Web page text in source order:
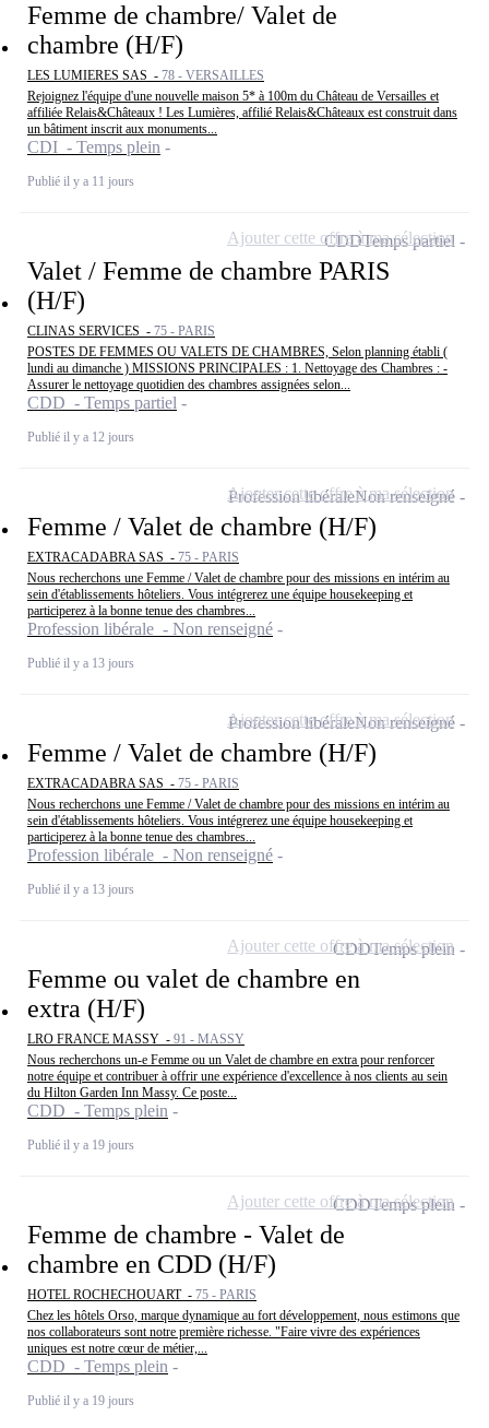
Femme de chambre/ Valet de
chambre (H/F)
LES LUMIERES SAS - 78 - VERSAILLES
Rejoignez l'équipe d'une nouvelle maison 5* à 100m du Château de Versailles et
affiliée Relais&Châteaux ! Les Lumières, affilié Relais&Châteaux est construit dans
un bâtiment inscrit aux monuments...
CDI - Temps plein
Publié il y a 11 jours
Valet / Femme de chambre PARIS
(H/F)
CLINAS SERVICES - 75 - PARIS
POSTES DE FEMMES OU VALETS DE CHAMBRES, Selon planning établi (
lundi au dimanche ) MISSIONS PRINCIPALES : 1. Nettoyage des Chambres : -
Assurer le nettoyage quotidien des chambres assignées selon...
CDD - Temps partiel
Publié il y a 12 jours
CDDTemps partiel
Ajouter cette offre à ma sélection
Femme / Valet de chambre (H/F)
EXTRACADABRA SAS - 75 - PARIS
Nous recherchons une Femme / Valet de chambre pour des missions en intérim au
sein d'établissements hôteliers. Vous intégrerez une équipe housekeeping et
participerez à la bonne tenue des chambres...
Profession libérale - Non renseigné
Publié il y a 13 jours
Profession libéraleNon renseigné
Ajouter cette offre à ma sélection
Femme / Valet de chambre (H/F)
EXTRACADABRA SAS - 75 - PARIS
Nous recherchons une Femme / Valet de chambre pour des missions en intérim au
sein d'établissements hôteliers. Vous intégrerez une équipe housekeeping et
participerez à la bonne tenue des chambres...
Profession libérale - Non renseigné
Publié il y a 13 jours
Profession libéraleNon renseigné
Ajouter cette offre à ma sélection
Femme ou valet de chambre en
extra (H/F)
LRO FRANCE MASSY - 91 - MASSY
Nous recherchons un-e Femme ou un Valet de chambre en extra pour renforcer
notre équipe et contribuer à offrir une expérience d'excellence à nos clients au sein
du Hilton Garden Inn Massy. Ce poste...
CDD - Temps plein
Publié il y a 19 jours
CDDTemps plein
Ajouter cette offre à ma sélection
Femme de chambre - Valet de
chambre en CDD (H/F)
HOTEL ROCHECHOUART - 75 - PARIS
Chez les hôtels Orso, marque dynamique au fort développement, nous estimons que
nos collaborateurs sont notre première richesse. "Faire vivre des expériences
uniques est notre cœur de métier,...
CDD - Temps plein
Publié il y a 19 jours
CDDTemps plein
Ajouter cette offre à ma sélection